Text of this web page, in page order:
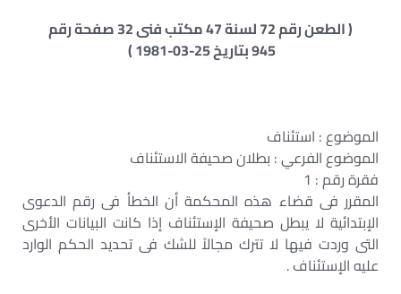
( الطعن رقم 72 لسنة 47 مكتب فنى 32 صفحة رقم
945 بتاريخ 25-03-1981 )
الموضوع : استئناف
الموضوع الفرعي : بطلان صحيفة الاستئناف
فقرة رقم : 1
المقرر فى قضاء هذه المحكمة أن الخطأ فى رقم الدعوى
الإبتدائية لا يبطل صحيفة الإستئناف إذا كانت البيانات الأخرى
التى وردت فيها لا تترك مجالاً للشك فى تحديد الحكم الوارد
عليه الإستئناف .